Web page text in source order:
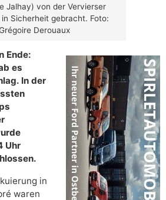
Jalhay) von der Vervierser
in Sicherheit gebracht. Foto:
Derouaux
Ende:
es
In der
Uhr
in
waren